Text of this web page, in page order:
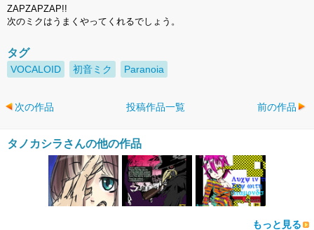
ZAPZAPZAP!!
次のミクはうまくやってくれるでしょう。
タグ
VOCALOID 初音ミク Paranoia
次の作品 投稿作品一覧 前の作品
タノカシラさんの他の作品
もっと見る